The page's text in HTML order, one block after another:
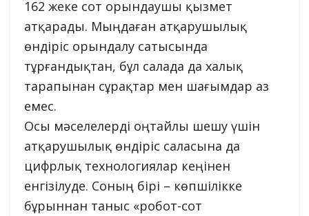
162 жеке сот орындаушы қызмет
атқарады. Мыңдаған атқарушылық
өндіріс орындалу сатысында
тұрғандықтан, бұл салада да халық
тарапынан сұрақтар мен шағымдар аз
емес.
Осы мәселелерді оңтайлы шешу үшін
атқарушылық өндіріс саласына да
цифрлық технологиялар кеңінен
енгізілуде. Соның бірі – көпшілікке
бұрыннан таныс «робот-сот